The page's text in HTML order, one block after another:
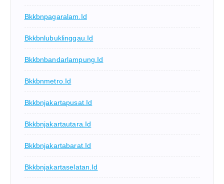
Bkkbnpagaralam.id
Bkkbnlubuklinggau.id
Bkkbnbandarlampung.id
Bkkbnmetro.id
Bkkbnjakartapusat.id
Bkkbnjakartautara.id
Bkkbnjakartabarat.id
Bkkbnjakartaselatan.id